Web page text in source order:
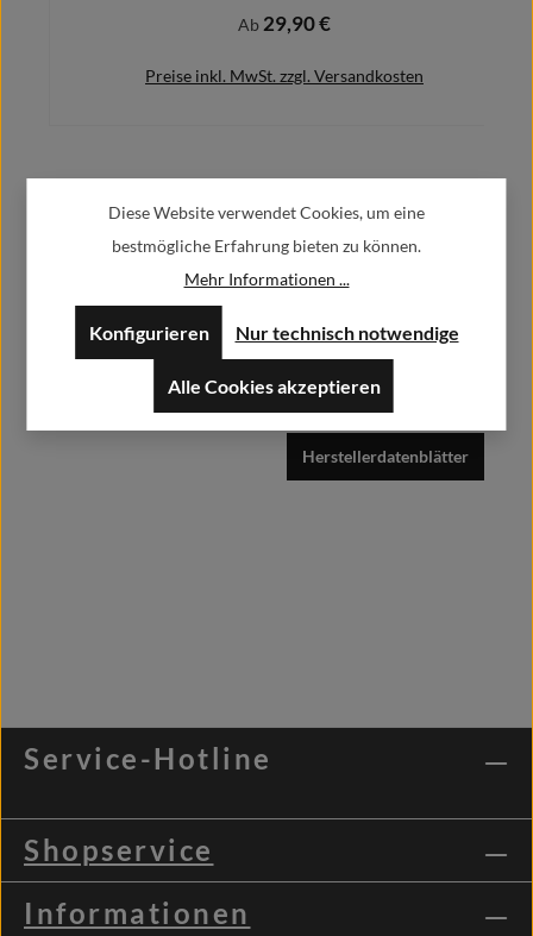
Regulärer Preis:
Ab 29,90 €
Preise inkl. MwSt. zzgl. Versandkosten
Alfa GmbH / Alfashirt
Weisweilerstr.20-22
info@alfashirt.de
Herstellerdatenblätter
Service-Hotline
Shopservice
Informationen
Diese Website verwendet Cookies, um eine
bestmögliche Erfahrung bieten zu können.
Mehr Informationen ...
Nur technisch notwendige
Konfigurieren
Alle Cookies akzeptieren